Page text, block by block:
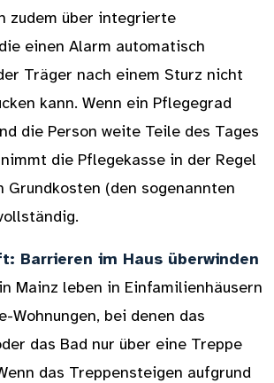
zudem über integrierte
einen Alarm automatisch
Träger nach einem Sturz nicht
kann. Wenn ein Pflegegrad
die Person weite Teile des Tages
die Pflegekasse in der Regel
Grundkosten (den sogenannten
Barrieren im Haus überwinden
Mainz leben in Einfamilienhäusern
Wohnungen, bei denen das
das Bad nur über eine Treppe
das Treppensteigen aufgrund